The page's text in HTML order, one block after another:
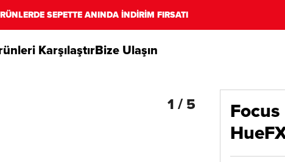
SEPETTE ANINDA İNDİRİM FIRSATI
KarşılaştırBize Ulaşın
1 /5